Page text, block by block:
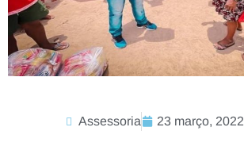
Assessoria 23 março, 2022